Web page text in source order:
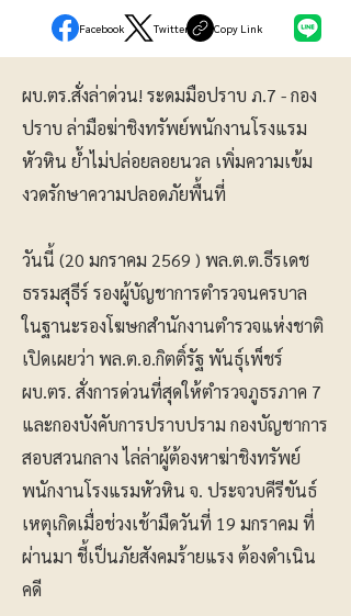
Facebook Twitter Copy Link
ผบ.ตร.สั่งล่าด่วน! ระดมมือปราบ ภ.7 - กอง
ปราบ ล่ามือฆ่าชิงทรัพย์พนักงานโรงแรม
หัวหิน ย้ำไม่ปล่อยลอยนวล เพิ่มความเข้ม
งวดรักษาความปลอดภัยพื้นที่
วันนี้ (20 มกราคม 2569 ) พล.ต.ต.ธีรเดช
ธรรมสุธีร์ รองผู้บัญชาการตำรวจนครบาล
ในฐานะรองโฆษกสำนักงานตำรวจแห่งชาติ
เปิดเผยว่า พล.ต.อ.กิตติ์รัฐ พันธุ์เพ็ชร์
ผบ.ตร. สั่งการด่วนที่สุดให้ตำรวจภูธรภาค 7
และกองบังคับการปราบปราม กองบัญชาการ
สอบสวนกลาง ไล่ล่าผู้ต้องหาฆ่าชิงทรัพย์
พนักงานโรงแรมหัวหิน จ. ประจวบคีรีขันธ์
เหตุเกิดเมื่อช่วงเช้ามืดวันที่ 19 มกราคม ที่
ผ่านมา ชี้เป็นภัยสังคมร้ายแรง ต้องดำเนิน
คดี